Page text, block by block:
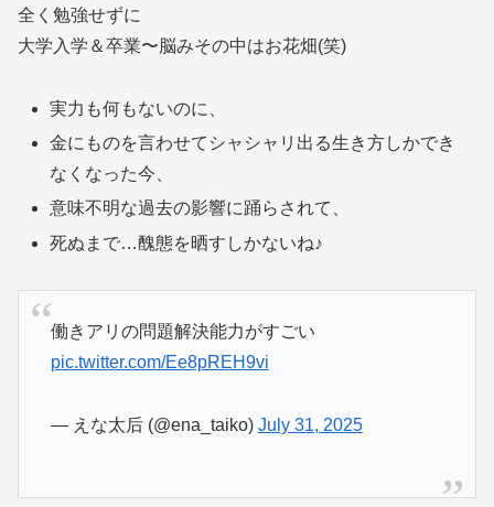
全く勉強せずに
大学入学＆卒業〜脳みその中はお花畑(笑)
実力も何もないのに、
金にものを言わせてシャシャリ出る生き方しかでき
なくなった今、
意味不明な過去の影響に踊らされて、
死ぬまで…醜態を晒すしかないね♪
働きアリの問題解決能力がすごい
pic.twitter.com/Ee8pREH9vi
— えな太后 (@ena_taiko) July 31, 2025